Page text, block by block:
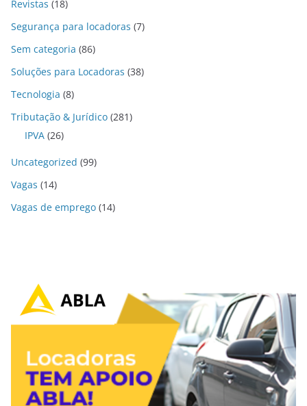
Revistas (18)
Segurança para locadoras (7)
Sem categoria (86)
Soluções para Locadoras (38)
Tecnologia (8)
Tributação & Jurídico (281)
IPVA (26)
Uncategorized (99)
Vagas (14)
Vagas de emprego (14)